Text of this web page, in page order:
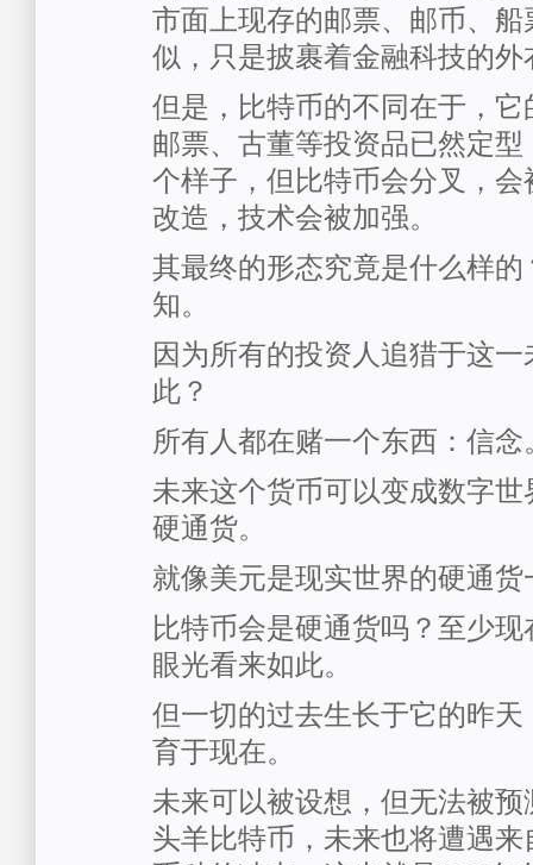
市面上现存的邮票、邮币、
似，只是披裹着金融科技的外
但是，比特币的不同在于，
邮票、古董等投资品已然定
个样子，但比特币会分叉，
改造，技术会被加强。
其最终的形态究竟是什么样
知。
因为所有的投资人追猎于这
此？
所有人都在赌一个东西：信念
未来这个货币可以变成数字
硬通货。
就像美元是现实世界的硬通货
比特币会是硬通货吗？至少
眼光看来如此。
但一切的过去生长于它的昨
育于现在。
未来可以被设想，但无法被
头羊比特币，未来也将遭遇